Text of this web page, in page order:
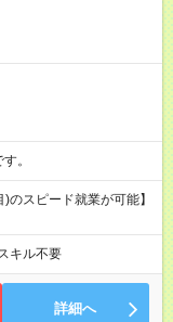
す。
スピード就業が可能】
キル不要
詳細へ